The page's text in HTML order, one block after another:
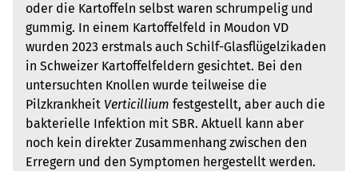
oder die Kartoffeln selbst waren schrumpelig und
gummig. In einem Kartoffelfeld in Moudon VD
wurden 2023 erstmals auch Schilf-Glasflügelzikaden
in Schweizer Kartoffelfeldern gesichtet. Bei den
untersuchten Knollen wurde teilweise die
Pilzkrankheit Verticillium festgestellt, aber auch die
bakterielle Infektion mit SBR. Aktuell kann aber
noch kein direkter Zusammenhang zwischen den
Erregern und den Symptomen hergestellt werden.